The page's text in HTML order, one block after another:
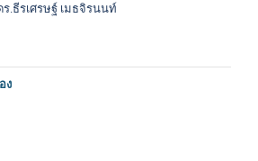
ร.ธีรเศรษฐ์ เมธจิรนนท์
ง